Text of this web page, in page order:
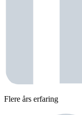
Flere års erfaring